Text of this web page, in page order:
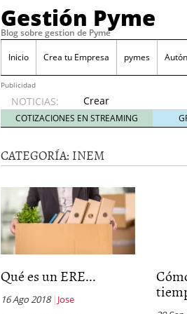
Gestión Pyme
Blog sobre gestion de Pyme
Inicio Crea tu Empresa pymes
Publicidad
NOTICIAS:
Crear
empresa
online vs
tradicional:
ventajas
reales
para
pymes
mayo 29,
Sobres de cartón: una
septiembre 4, 2025
Cómo convertir tu
Los CRM: Impulsores
Reubicación
COTIZACIONES EN STREAMING
CATEGORÍA: INEM
Qué es un ERE...
16 Ago 2018 Jose